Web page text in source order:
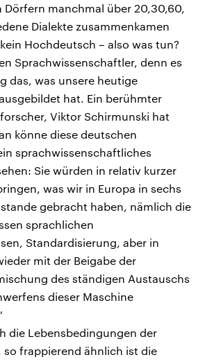
Dörfern manchmal über 20,30,60,
Dialekte zusammenkamen
Hochdeutsch – also was tun?
Sprachwissenschaftler, denn es
das, was unsere heutige
hat. Ein berühmter
Viktor Schirmunski hat
könne diese deutschen
sprachwissenschaftliches
Sie würden in relativ kurzer
was wir in Europa in sechs
gebracht haben, nämlich die
sprachlichen
Standardisierung, aber in
mit der Beigabe der
des ständigen Austauschs
dieser Maschine
die Lebensbedingungen der
so frappierend ähnlich ist die